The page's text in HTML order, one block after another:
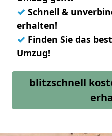
✓ Schnell &
erhalten!
✓ Finden Sie das
Umzug!
blitzschnell